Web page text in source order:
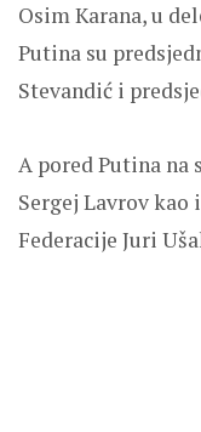
Osim Karana, u
Putina su
Stevandić i
A pored Putina na
Sergej Lavrov kao
Federacije Juri